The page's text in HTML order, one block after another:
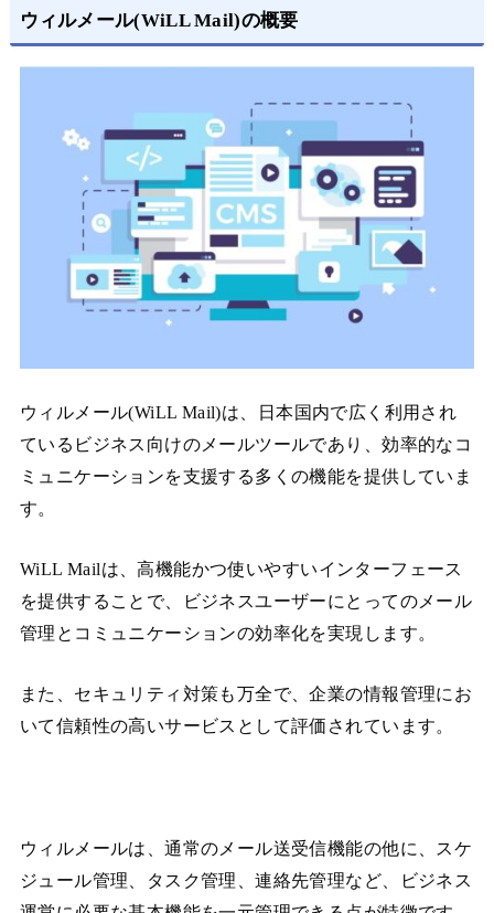
ウィルメール(WiLL Mail)の概要
ウィルメール(WiLL Mail)は、日本国内で広く利用され
ているビジネス向けのメールツールであり、効率的なコ
ミュニケーションを支援する多くの機能を提供していま
す。
WiLL Mailは、高機能かつ使いやすいインターフェース
を提供することで、ビジネスユーザーにとってのメール
管理とコミュニケーションの効率化を実現します。
また、セキュリティ対策も万全で、企業の情報管理にお
いて信頼性の高いサービスとして評価されています。
ウィルメールは、通常のメール送受信機能の他に、スケ
ジュール管理、タスク管理、連絡先管理など、ビジネス